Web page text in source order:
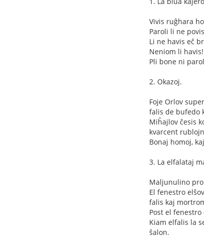
Vivis ruĝhara
Paroli li ne
Li ne havis eĉ
Neniom li
Pli bone ni
2. Okazoj.
Foje Orlov
falis de bufedo
Miĥajlov ĉesis
kvarcent
Bonaj homoj,
3. La elfalataj
Maljunulino
El fenestro
falis kaj
Post el
Kiam elfalis la
ŝalon.